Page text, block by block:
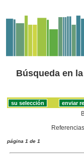
Búsqueda en
página 1 de 1